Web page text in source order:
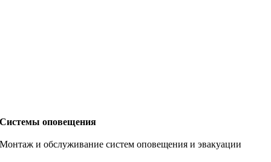
Системы оповещения
Монтаж и обслуживание систем оповещения и эвакуации